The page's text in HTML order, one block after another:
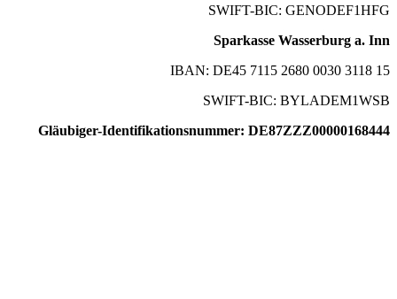
SWIFT-BIC: GENODEF1HFG
Sparkasse Wasserburg a. Inn
IBAN: DE45 7115 2680 0030 3118 15
SWIFT-BIC: BYLADEM1WSB
Gläubiger-Identifikationsnummer: DE87ZZZ00000168444